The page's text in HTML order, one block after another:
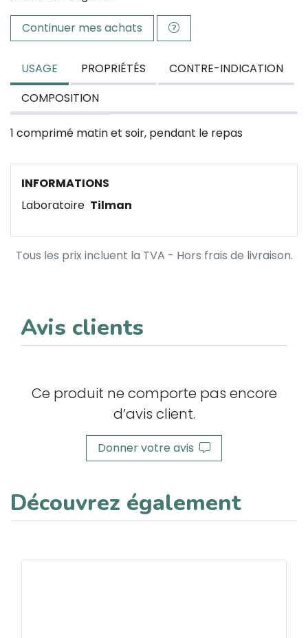
Continuer mes achats
USAGE PROPRIÉTÉS
CONTRE-INDICATION
COMPOSITION
1 comprimé matin et soir, pendant le repas
INFORMATIONS
Laboratoire Tilman
Tous les prix incluent la TVA - Hors frais de livraison.
Avis clients
Ce produit ne comporte pas encore
d’avis client.
Donner votre avis
Découvrez également